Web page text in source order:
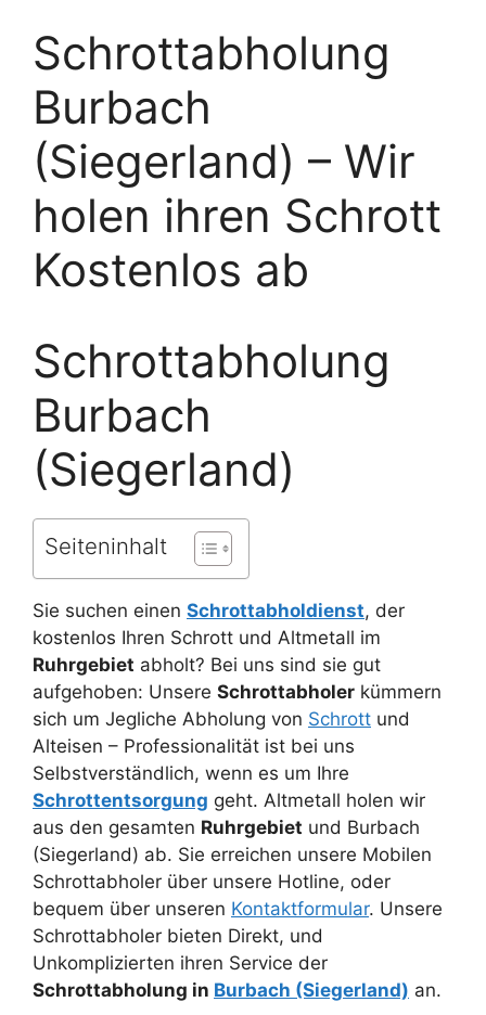
Schrottabholung
Burbach
(Siegerland) – Wir
holen ihren Schrott
Kostenlos ab
Schrottabholung
Burbach
(Siegerland)
Seiteninhalt
Sie suchen einen Schrottabholdienst, der
kostenlos Ihren Schrott und Altmetall im
Ruhrgebiet abholt? Bei uns sind sie gut
aufgehoben: Unsere Schrottabholer kümmern
sich um Jegliche Abholung von Schrott und
Alteisen – Professionalität ist bei uns
Selbstverständlich, wenn es um Ihre
Schrottentsorgung geht. Altmetall holen wir
aus den gesamten Ruhrgebiet und Burbach
(Siegerland) ab. Sie erreichen unsere Mobilen
Schrottabholer über unsere Hotline, oder
bequem über unseren Kontaktformular. Unsere
Schrottabholer bieten Direkt, und
Unkomplizierten ihren Service der
Schrottabholung in Burbach (Siegerland) an.